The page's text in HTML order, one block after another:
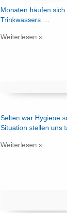
Monaten häufen
Trinkwassers …
Weiterlesen »
Selten war Hygiene
Situation stellen uns
Weiterlesen »